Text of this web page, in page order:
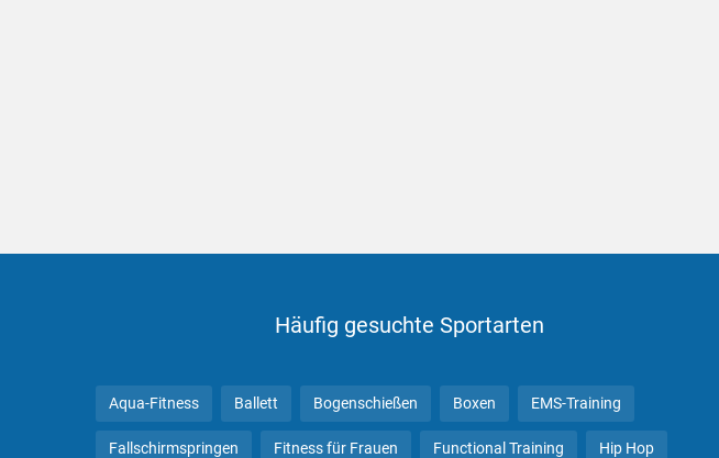
Häufig gesuchte Sportarten
Aqua-Fitness Ballett Bogenschießen Boxen EMS-Training
Fallschirmspringen Fitness für Frauen Functional Training Hip Hop